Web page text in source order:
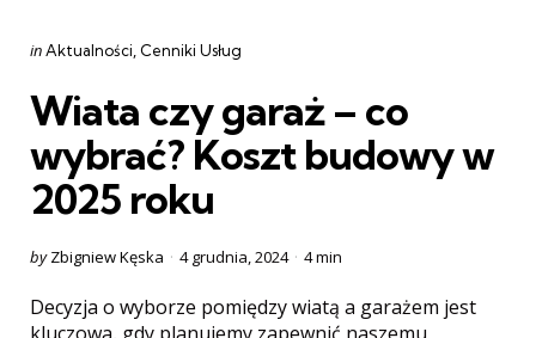
Categories
Posted
inAktualności Cenniki Usług
Wiata czy garaż – co
wybrać? Koszt budowy w
2025 roku
Posted
by Zbigniew Kęska 4 grudnia, 2024 4 min
Decyzja o wyborze pomiędzy wiatą a garażem jest